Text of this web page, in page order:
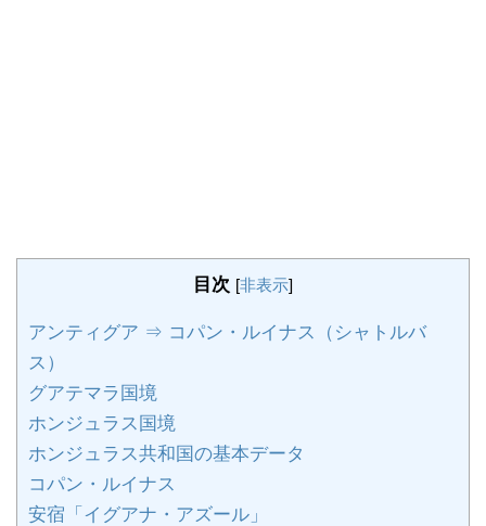
目次 [非表示]
アンティグア ⇒ コパン・ルイナス（シャトルバ
ス）
グアテマラ国境
ホンジュラス国境
ホンジュラス共和国の基本データ
コパン・ルイナス
安宿「イグアナ・アズール」